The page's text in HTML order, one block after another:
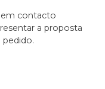
contacto
a proposta
pedido.